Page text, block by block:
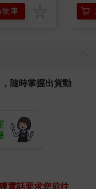
物車
隨時掌握出貨動
電話要求您前往